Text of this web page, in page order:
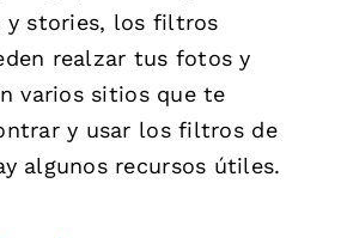
y stories, los filtros
realzar tus fotos y
varios sitios que te
y usar los filtros de
algunos recursos útiles.